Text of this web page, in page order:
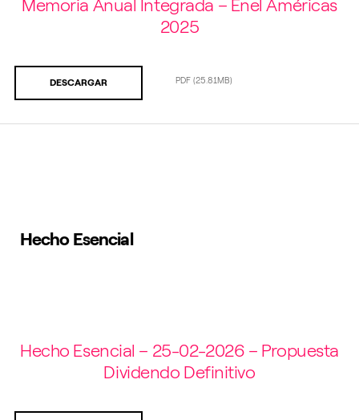
Memoria Anual Integrada – Enel Américas
2025
PDF (25.81MB)
DESCARGAR
Hecho Esencial
Hecho Esencial – 25-02-2026 – Propuesta
Dividendo Definitivo